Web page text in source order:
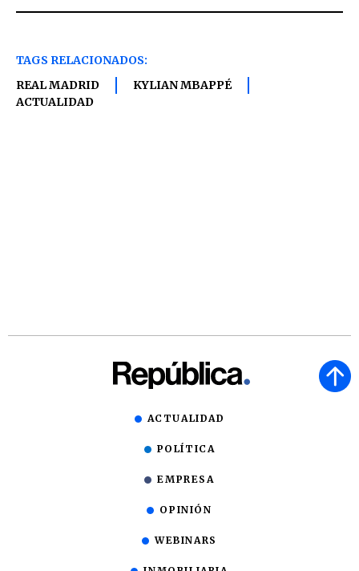
TAGS RELACIONADOS:
REAL MADRID
KYLIAN MBAPPÉ
ACTUALIDAD
ACTUALIDAD
POLÍTICA
EMPRESA
OPINIÓN
WEBINARS